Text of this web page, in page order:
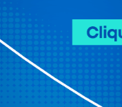
nacional da